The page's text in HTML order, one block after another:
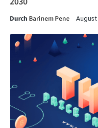
Durch Barinem Pene